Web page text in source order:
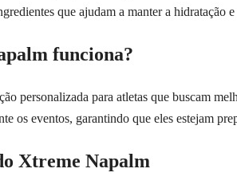
que ajudam a manter a hidratação
funciona?
personalizada para atletas que buscam
os eventos, garantindo que eles estejam
Xtreme Napalm